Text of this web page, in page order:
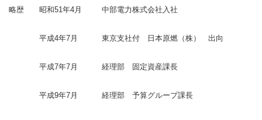
略歴 昭和51年4月 中部電力株式会社入社
平成4年7月 東京支社付 日本原燃（株） 出向
平成7年7月 経理部 固定資産課長
平成9年7月 経理部 予算グループ課長